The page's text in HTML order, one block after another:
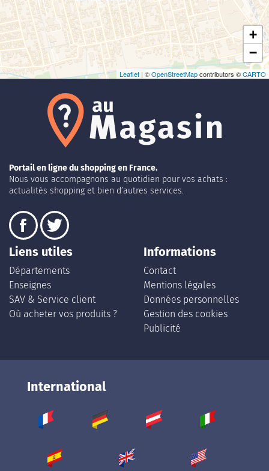
+
−
Leaflet | ©OpenStreetMapcontributors ©CARTO
Portail en ligne du shopping en France.
Nous vous accompagnons au quotidien pour vos achats :
actualités shopping et bien d’autres services.
Liens utiles
Départements
Enseignes
SAV & Service client
Où acheter vos produits ?
Informations
Contact
Mentions légales
Données personnelles
Gestion des cookies
Publicité
International